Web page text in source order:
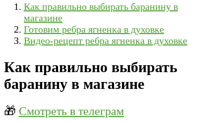
Как правильно выбирать баранину в
магазине
Готовим ребра ягненка в духовке
Видео-рецепт ребра ягненка в духовке
Как правильно выбирать
баранину в магазине
🎁 Смотреть в телеграм